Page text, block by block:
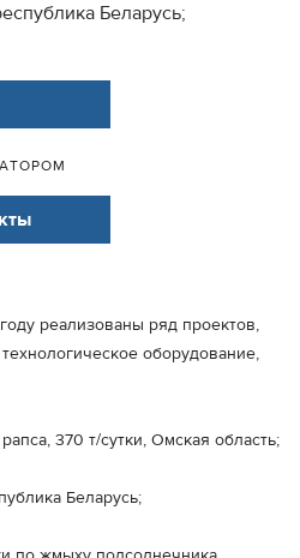
Беларусь;
реализованы ряд проектов,
оборудование,
370 т/сутки, Омская область;
Беларусь;